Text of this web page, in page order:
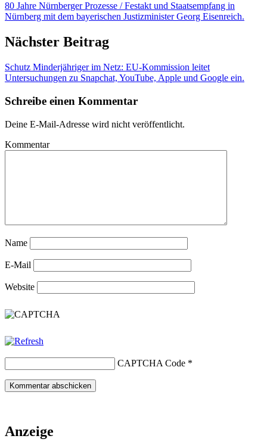
80 Jahre Nürnberger Prozesse / Festakt und Staatsempfang in
Nürnberg mit dem bayerischen Justizminister Georg Eisenreich.
Nächster Beitrag
Schutz Minderjähriger im Netz: EU-Kommission leitet
Untersuchungen zu Snapchat, YouTube, Apple und Google ein.
Schreibe einen Kommentar
Deine E-Mail-Adresse wird nicht veröffentlicht.
Kommentar
Name
E-Mail
Website
CAPTCHA Code *
Anzeige